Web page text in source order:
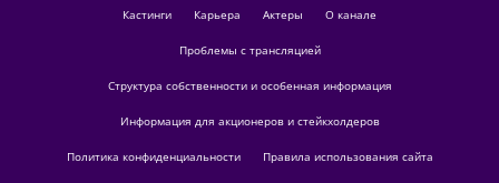
кастинги Карьера актеры О канале
Проблемы с трансляцией
Структура собственности и особенная информация
Информация для акционеров и стейкхолдеров
Политика конфиденциальности Правила использования сайта